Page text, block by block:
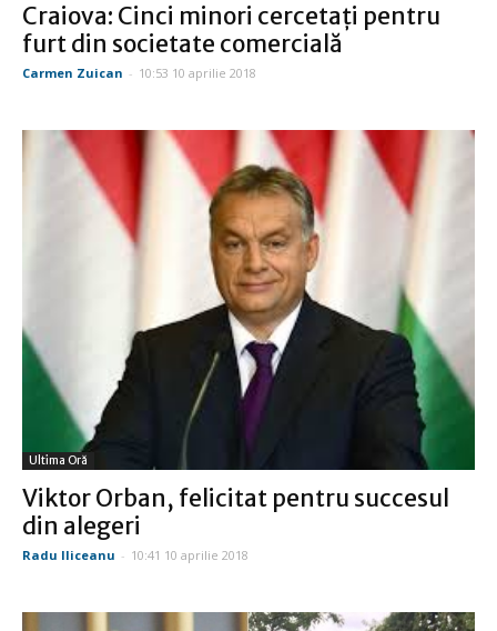
Craiova: Cinci minori cercetați pentru
furt din societate comercială
Carmen Zuican - 10:53 10 aprilie 2018
Ultima Oră
Viktor Orban, felicitat pentru succesul
din alegeri
Radu Iliceanu - 10:41 10 aprilie 2018